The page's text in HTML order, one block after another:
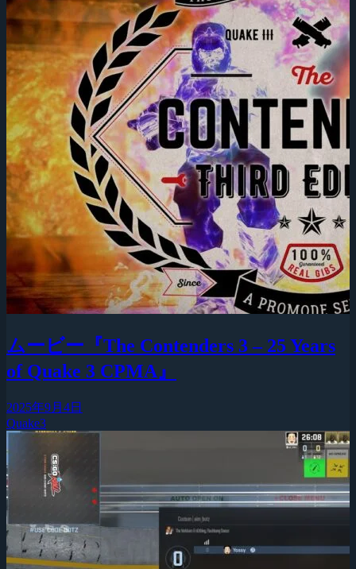
ムービー『The Contenders 3 – 25 Years
of Quake 3 CPMA』
2025年9月4日
Quake3